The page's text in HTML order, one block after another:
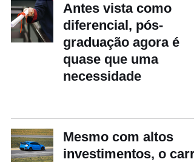
Antes vista como
diferencial, pós-
graduação agora é
quase que uma
necessidade
Mesmo com altos
investimentos, o